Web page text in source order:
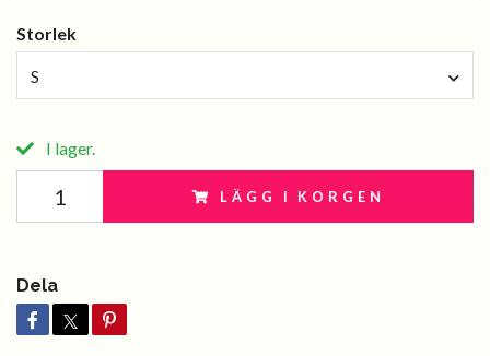
Storlek
S
I lager.
LÄGG I KORGEN
Dela